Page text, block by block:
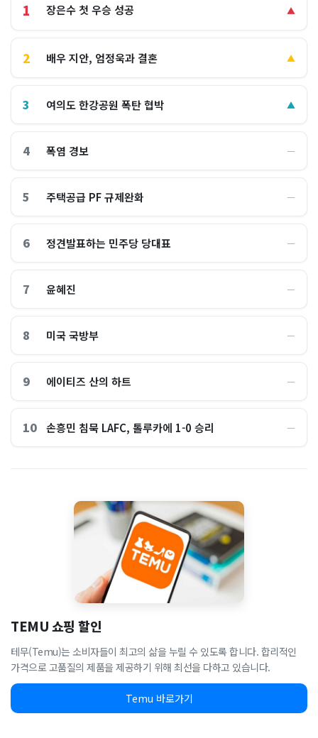
1 장은수 첫 우승 성공 ▲
2 배우 지안, 엄정욱과 결혼 ▲
3 여의도 한강공원 폭탄 협박 ▲
4 폭염 경보 ―
5 주택공급 PF 규제완화 ―
6 정견발표하는 민주당 당대표 ―
7 윤혜진 ―
8 미국 국방부 ―
9 에이티즈 산의 하트 ―
10 손흥민 침묵 LAFC, 톨루카에 1-0 승리 ―
TEMU 쇼핑 할인
테무(Temu)는 소비자들이 최고의 삶을 누릴 수 있도록 합니다. 합리적인
가격으로 고품질의 제품을 제공하기 위해 최선을 다하고 있습니다.
Temu 바로가기